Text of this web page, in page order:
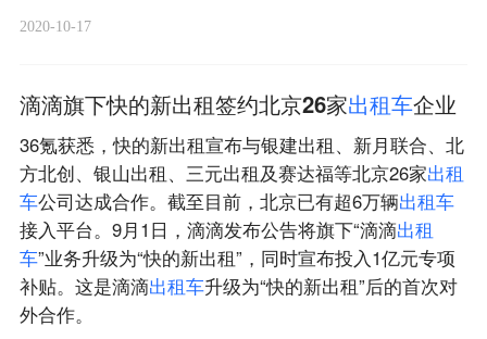
2020-10-17
滴滴旗下快的新出租签约北京26家出租车企业
36氪获悉，快的新出租宣布与银建出租、新月联合、北
方北创、银山出租、三元出租及赛达福等北京26家出租
车公司达成合作。截至目前，北京已有超6万辆出租车
接入平台。9月1日，滴滴发布公告将旗下“滴滴出租
车”业务升级为“快的新出租”，同时宣布投入1亿元专项
补贴。这是滴滴出租车升级为“快的新出租”后的首次对
外合作。